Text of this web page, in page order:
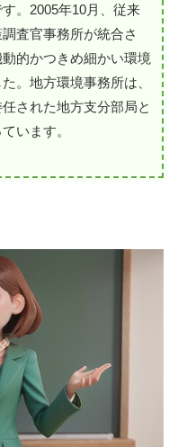
。2005年10月、従来
査官事務所が統合さ
的かつきめ細かい環境
。地方環境事務所は、
された地方支分部局と
います。